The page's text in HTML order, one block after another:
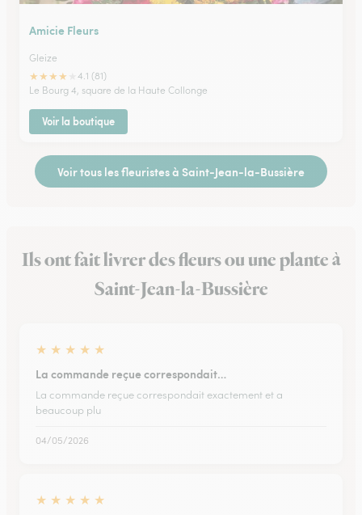
Amicie Fleurs
Gleize
★★★★
4.1 (81)
Le Bourg 4, square de la Haute Collonge
Voir la boutique
Voir tous les fleuristes à Saint-Jean-la-Bussière
Ils ont fait livrer des fleurs ou une plante à
Saint-Jean-la-Bussière
★ ★ ★ ★ ★
La commande reçue correspondait…
La commande reçue correspondait exactement et a
beaucoup plu
04/05/2026
★ ★ ★ ★ ★